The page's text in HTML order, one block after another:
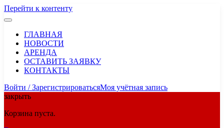
Перейти к контенту
ГЛАВНАЯ
НОВОСТИ
АРЕНДА
ОСТАВИТЬ ЗАЯВКУ
КОНТАКТЫ
Войти / ЗарегистрироватьсяМоя учётная запись
закрыть
Корзина пуста.